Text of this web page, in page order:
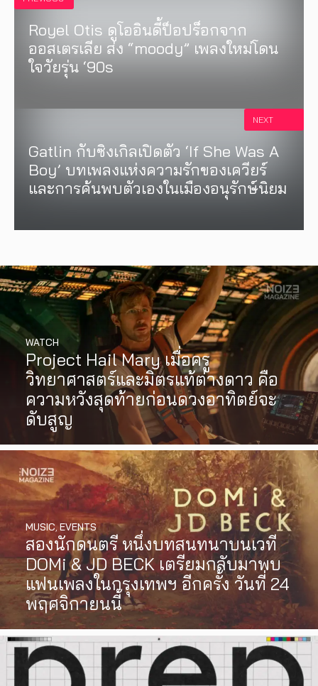
Royel Otis ดูโออินดี้ป็อปร็อกจาก
ออสเตรเลีย ส่ง “moody” เพลงใหม่โดน
ใจวัยรุ่น ‘90s
Gatlin กับซิงเกิลเปิดตัว ‘If She Was A
Boy’ บทเพลงแห่งความรักของเควียร์
และการค้นพบตัวเองในเมืองอนุรักษ์นิยม
NEXT
Project Hail Mary เมื่อครู
วิทยาศาสตร์และมิตรแท้ต่างดาว คือ
ความหวังสุดท้ายก่อนดวงอาทิตย์จะ
ดับสูญ
WATCH
สองนักดนตรี หนึ่งบทสนทนาบนเวที
DOMi & JD BECK เตรียมกลับมาพบ
แฟนเพลงในกรุงเทพฯ อีกครั้ง วันที่ 24
พฤศจิกายนนี้
MUSIC,EVENTS